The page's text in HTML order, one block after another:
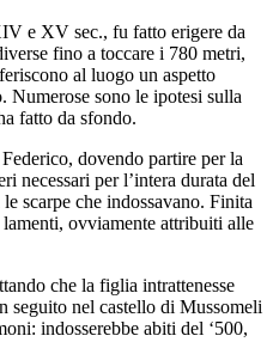
e XV sec., fu fatto erigere da
fino a toccare i 780 metri,
al luogo un aspetto
Numerose sono le ipotesi sulla
fatto da sfondo.
dovendo partire per la
necessari per l’intera durata del
scarpe che indossavano. Finita
ovviamente attribuiti alle
che la figlia intrattenesse
seguito nel castello di Mussomeli
indosserebbe abiti del ‘500,